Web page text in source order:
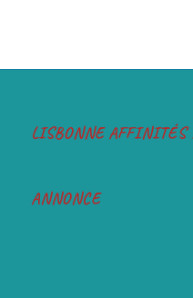
LISBONNE AFFINITÉS
ANNONCE